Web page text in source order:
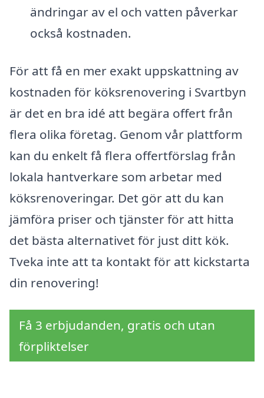
ändringar av el och vatten påverkar
också kostnaden.
För att få en mer exakt uppskattning av
kostnaden för köksrenovering i Svartbyn
är det en bra idé att begära offert från
flera olika företag. Genom vår plattform
kan du enkelt få flera offertförslag från
lokala hantverkare som arbetar med
köksrenoveringar. Det gör att du kan
jämföra priser och tjänster för att hitta
det bästa alternativet för just ditt kök.
Tveka inte att ta kontakt för att kickstarta
din renovering!
Få 3 erbjudanden, gratis och utan
förpliktelser